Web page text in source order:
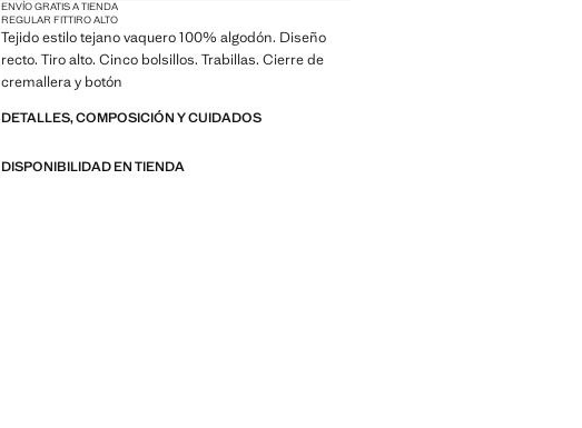
ENVÍO GRATIS A TIENDA
REGULAR FITTIRO ALTO
Tejido estilo tejano vaquero 100% algodón. Diseño
recto. Tiro alto. Cinco bolsillos. Trabillas. Cierre de
cremallera y botón
DETALLES, COMPOSICIÓN Y CUIDADOS
DISPONIBILIDAD EN TIENDA